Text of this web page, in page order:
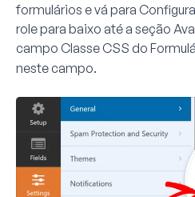
formulários e vá para
role para baixo até a seção
campo Classe CSS do
neste campo.